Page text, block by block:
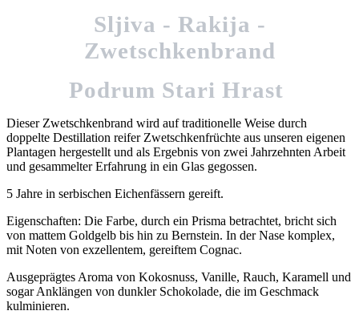
Sljiva - Rakija -
Zwetschkenbrand
Podrum Stari Hrast
Dieser Zwetschkenbrand wird auf traditionelle Weise durch
doppelte Destillation reifer Zwetschkenfrüchte aus unseren eigenen
Plantagen hergestellt und als Ergebnis von zwei Jahrzehnten Arbeit
und gesammelter Erfahrung in ein Glas gegossen.
5 Jahre in serbischen Eichenfässern gereift.
Eigenschaften: Die Farbe, durch ein Prisma betrachtet, bricht sich
von mattem Goldgelb bis hin zu Bernstein. In der Nase komplex,
mit Noten von exzellentem, gereiftem Cognac.
Ausgeprägtes Aroma von Kokosnuss, Vanille, Rauch, Karamell und
sogar Anklängen von dunkler Schokolade, die im Geschmack
kulminieren.